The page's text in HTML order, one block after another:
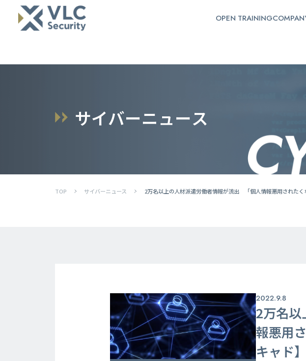
OPEN TRAINING
サイバーニュース
TOP サイバーニュース 2万名以上の人材派遣労働者情報が流出 「個人情報悪用されたく
2022.9.8
2万名
報悪用
キャド】